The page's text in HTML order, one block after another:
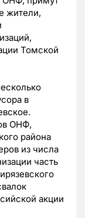
жители,
Томской
в
ОНФ,
района
из числа
часть
акции